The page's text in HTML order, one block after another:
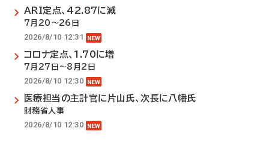
ARI定点、42.87に減
7月20～26日
2026/8/10 12:31
コロナ定点、1.70に増
7月27日～8月2日
2026/8/10 12:30
医療担当の主計官に片山氏、次長に八幡氏
財務省人事
2026/8/10 12:30